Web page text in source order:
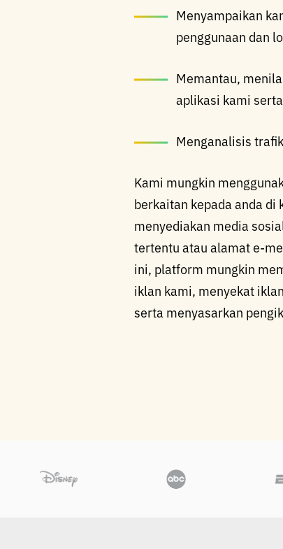
Menyampaikan
penggunaan dan
Memantau,
aplikasi kami
Menganalisis
Kami mungkin
berkaitan kepada anda
menyediakan media
tertentu atau alamat e-
ini, platform mungkin
iklan kami, menyekat
serta menyasarkan